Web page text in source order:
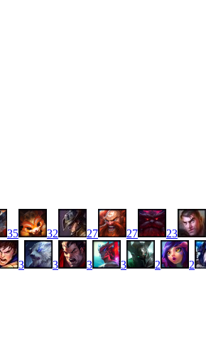
35 32 27 27 23
3 3 3 3 2 2